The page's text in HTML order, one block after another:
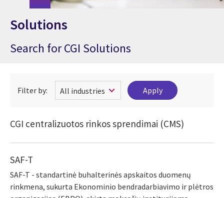
Solutions
Search for CGI Solutions
Filter by:
CGI centralizuotos rinkos sprendimai (CMS)
SAF-T
SAF-T - standartinė buhalterinės apskaitos duomenų
rinkmena, sukurta Ekonominio bendradarbiavimo ir plėtros